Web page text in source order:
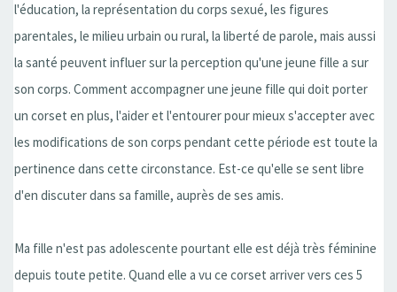
l'éducation, la représentation du corps sexué, les figures
parentales, le milieu urbain ou rural, la liberté de parole, mais aussi
la santé peuvent influer sur la perception qu'une jeune fille a sur
son corps. Comment accompagner une jeune fille qui doit porter
un corset en plus, l'aider et l'entourer pour mieux s'accepter avec
les modifications de son corps pendant cette période est toute la
pertinence dans cette circonstance. Est-ce qu'elle se sent libre
d'en discuter dans sa famille, auprès de ses amis.
Ma fille n'est pas adolescente pourtant elle est déjà très féminine
depuis toute petite. Quand elle a vu ce corset arriver vers ces 5